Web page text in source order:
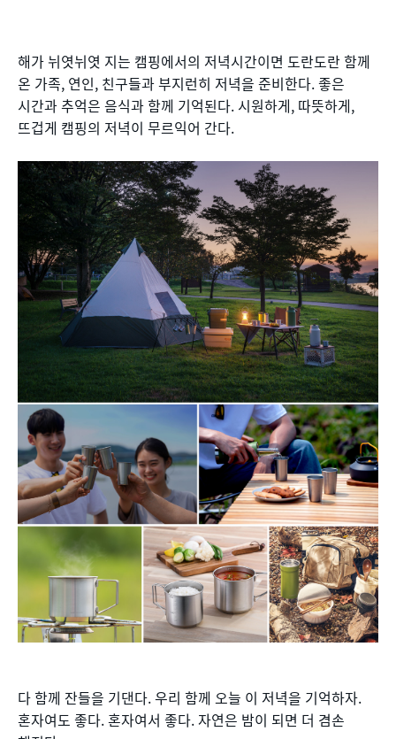
해가 뉘엿뉘엿 지는 캠핑에서의 저녁시간이면 도란도란 함께
온 가족, 연인, 친구들과 부지런히 저녁을 준비한다. 좋은
시간과 추억은 음식과 함께 기억된다. 시원하게, 따뜻하게,
뜨겁게 캠핑의 저녁이 무르익어 간다.
다 함께 잔들을 기댄다. 우리 함께 오늘 이 저녁을 기억하자.
혼자여도 좋다. 혼자여서 좋다. 자연은 밤이 되면 더 겸손